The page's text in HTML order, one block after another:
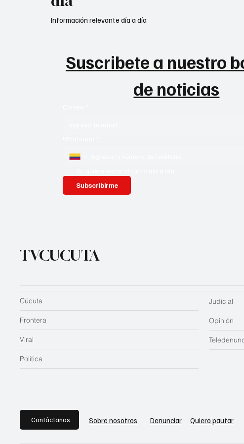
Suscribete a nuestro
de noticias
Subscribirme
Información relevante día a día
TVCUCUTA
Judicial
Opinión
Cúcuta
Frontera
Viral
Política
Contáctanos Sobre nosotros Denunciar Quiero pautar